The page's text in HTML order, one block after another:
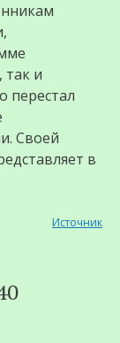
так и
перестал
Своей
в
Источник